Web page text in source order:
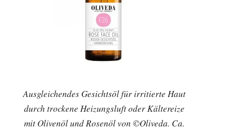
Ausgleichendes Gesichtsöl für irritierte Haut
durch trockene Heizungsluft oder Kältereize
mit Olivenöl und Rosenöl von ©Oliveda. Ca.